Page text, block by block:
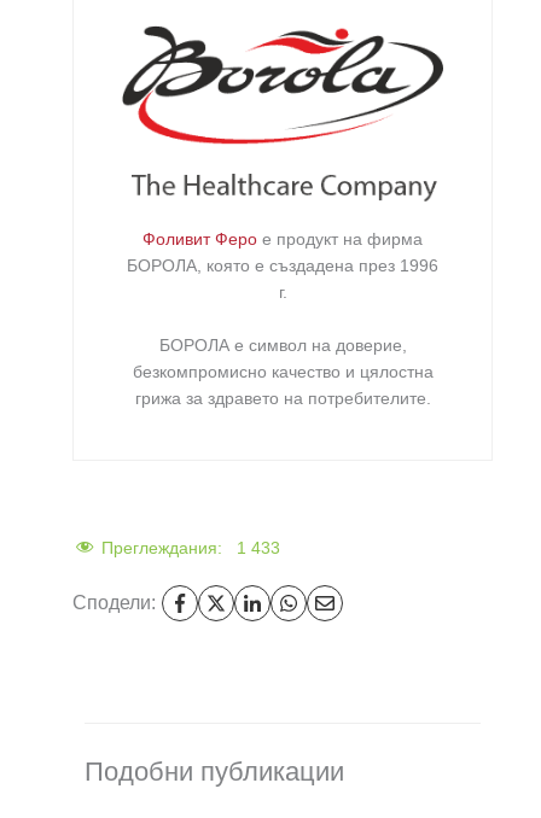
Фоливит Феро е продукт на фирма
БОРОЛА , която е създадена през 1996
г.
БОРОЛА е символ на доверие,
безкомпромисно качество и цялостна
грижа за здравето на потребителите
Преглеждания: 1 433
Сподели:
Подобни публикации